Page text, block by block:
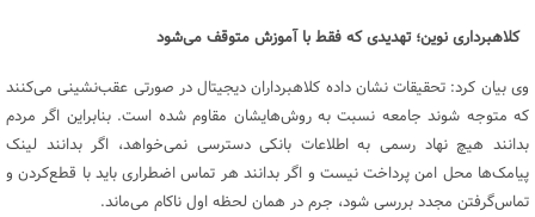
کلاهبرداری نوین؛ تهدیدی که فقط با آموزش متوقف می‌شود
وی بیان کرد: تحقیقات نشان داده کلاهبرداران دیجیتال در صورتی عقب‌نشینی می‌کنند
که متوجه شوند جامعه نسبت به روش‌هایشان مقاوم شده است. بنابراین اگر مردم
بدانند هیچ نهاد رسمی به اطلاعات بانکی دسترسی نمی‌خواهد، اگر بدانند لینک
پیامک‌ها محل امن پرداخت نیست و اگر بدانند هر تماس اضطراری باید با قطع‌کردن و
تماس‌گرفتن مجدد بررسی شود، جرم در همان لحظه اول ناکام می‌ماند.